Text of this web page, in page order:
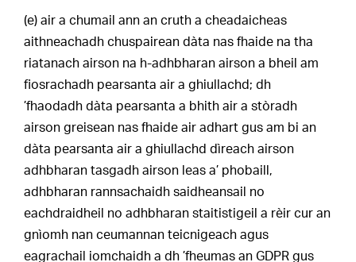
(e) air a chumail ann an cruth a cheadaicheas
aithneachadh chuspairean dàta nas fhaide na tha
riatanach airson na h-adhbharan airson a bheil am
fiosrachadh pearsanta air a ghiullachd; dh
’fhaodadh dàta pearsanta a bhith air a stòradh
airson greisean nas fhaide air adhart gus am bi an
dàta pearsanta air a ghiullachd dìreach airson
adhbharan tasgadh airson leas a’ phobaill,
adhbharan rannsachaidh saidheansail no
eachdraidheil no adhbharan staitistigeil a rèir cur an
gnìomh nan ceumannan teicnigeach agus
eagrachail iomchaidh a dh ’fheumas an GDPR gus